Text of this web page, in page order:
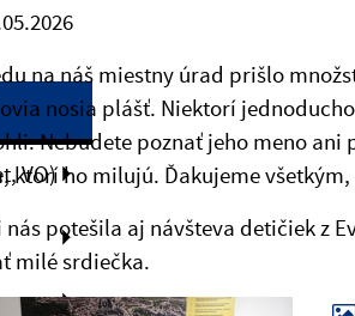
VO)
na náš miestny úrad prišlo
nosia plášť. Niektorí
Nebudete poznať jeho meno
ktorí ho milujú. Ďakujeme
nás potešila aj návšteva detičiek z
milé srdiečka.